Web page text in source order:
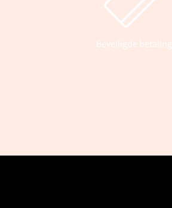
Beveiligde betaling